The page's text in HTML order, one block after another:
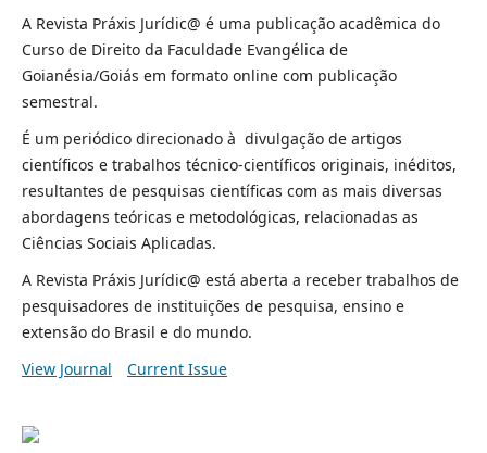
A Revista Práxis Jurídic@ é uma publicação acadêmica do
Curso de Direito da Faculdade Evangélica de
Goianésia/Goiás em formato online com publicação
semestral.
É um periódico direcionado à divulgação de artigos
científicos e trabalhos técnico-científicos originais, inéditos,
resultantes de pesquisas científicas com as mais diversas
abordagens teóricas e metodológicas, relacionadas as
Ciências Sociais Aplicadas.
A Revista Práxis Jurídic@ está aberta a receber trabalhos de
pesquisadores de instituições de pesquisa, ensino e
extensão do Brasil e do mundo.
View Journal
Current Issue